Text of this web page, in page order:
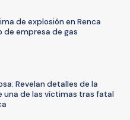
de explosión en Renca
de empresa de gas
Revelan detalles de la
una de las víctimas tras fatal